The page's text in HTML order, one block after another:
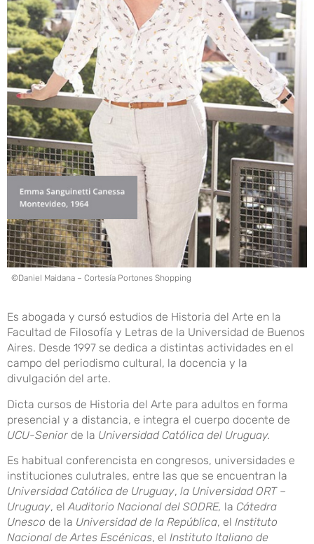
©Daniel Maidana – Cortesía Portones Shopping
Es abogada y cursó estudios de Historia del Arte en la
Facultad de Filosofía y Letras de la Universidad de Buenos
Aires. Desde 1997 se dedica a distintas actividades en el
campo del periodismo cultural, la docencia y la
divulgación del arte.
Dicta cursos de Historia del Arte para adultos en forma
presencial y a distancia, e integra el cuerpo docente de
UCU-Senior de la Universidad Católica del Uruguay.
Es habitual conferencista en congresos, universidades e
instituciones culutrales, entre las que se encuentran la
Universidad Católica de Uruguay, la Universidad ORT –
Uruguay, elAuditorio Nacional del SODRE, la Cátedra
Unesco de la Universidad de la República, el Instituto
Nacional de Artes Escénicas, el Instituto Italiano de